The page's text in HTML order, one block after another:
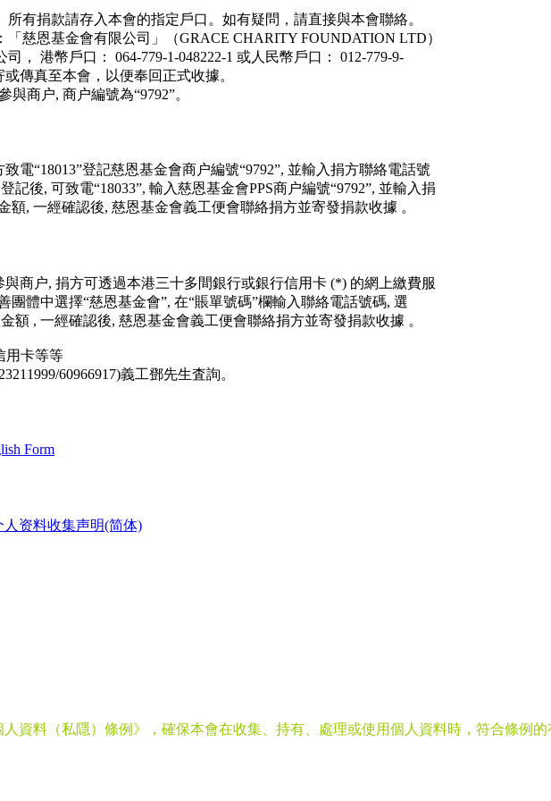
有捐款請存入本會的指定戶口。如有疑問，請直接與本會聯絡。
慈恩基金會有限公司」（GRACE CHARITY FOUNDATION LTD）
， 港幣戶口： 064-779-1-048222-1 或人民幣戶口： 012-779-9-
傳真至本會，以便奉回正式收據。
與商户, 商户編號為“9792”。
電“18013”登記慈恩基金會商户編號“9792”, 並輸入捐方聯絡電話號
記後, 可致電“18033”, 輸入慈恩基金會PPS商户編號“9792”, 並輸入捐
額, 一經確認後, 慈恩基金會義工便會聯絡捐方並寄發捐款收據 。
商户, 捐方可透過本港三十多間銀行或銀行信用卡 (*) 的網上繳費服
團體中選擇“慈恩基金會”, 在“賬單號碼”欄輸入聯絡電話號碼, 選
額 , 一經確認後, 慈恩基金會義工便會聯絡捐方並寄發捐款收據 。
用卡等等
60966917)義工鄧先生査詢。
Form
人资料收集声明(简体)
資料（私隱）條例》，確保本會在收集、持有、處理或使用個人資料時，符合條例